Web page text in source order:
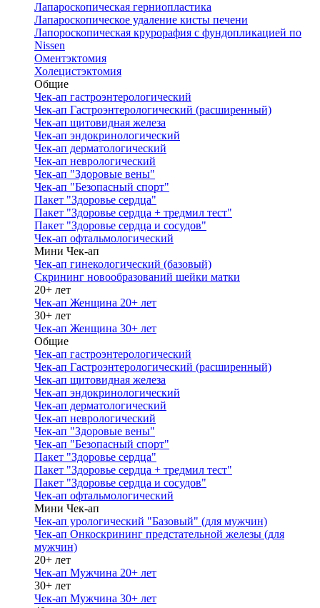
Лапароскопическая герниопластика
Лапароскопическое удаление кисты печени
Лапороскопическая крурорафия с фундопликацией по
Nissen
Оментэктомия
Холецистэктомия
Общие
Чек-ап гастроэнтерологический
Чек-ап Гастроэнтерологический (расширенный)
Чек-ап щитовидная железа
Чек-ап эндокринологический
Чек-ап дерматологический
Чек-ап неврологический
Чек-ап "Здоровые вены"
Чек-ап "Безопасный спорт"
Пакет "Здоровье сердца"
Пакет "Здоровье сердца + тредмил тест"
Пакет "Здоровье сердца и сосудов"
Чек-ап офтальмологический
Мини Чек-ап
Чек-ап гинекологический (базовый)
Скрининг новообразований шейки матки
20+ лет
Чек-ап Женщина 20+ лет
30+ лет
Чек-ап Женщина 30+ лет
Общие
Чек-ап гастроэнтерологический
Чек-ап Гастроэнтерологический (расширенный)
Чек-ап щитовидная железа
Чек-ап эндокринологический
Чек-ап дерматологический
Чек-ап неврологический
Чек-ап "Здоровые вены"
Чек-ап "Безопасный спорт"
Пакет "Здоровье сердца"
Пакет "Здоровье сердца + тредмил тест"
Пакет "Здоровье сердца и сосудов"
Чек-ап офтальмологический
Мини Чек-ап
Чек-ап урологический "Базовый" (для мужчин)
Чек-ап Онкоскрининг предстательной железы (для
мужчин)
20+ лет
Чек-ап Мужчина 20+ лет
30+ лет
Чек-ап Мужчина 30+ лет